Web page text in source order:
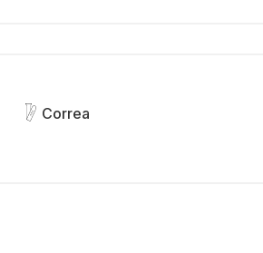
Correa